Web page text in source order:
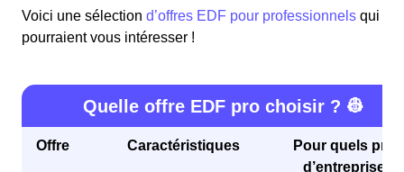
Voici une sélection d’offres EDF pour professionnels qui
pourraient vous intéresser !
Quelle offre EDF pro choisir ? 👷
Offre Caractéristiques
Pour quels
d’entreprises